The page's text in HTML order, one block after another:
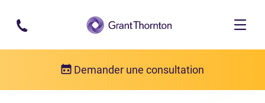
Passer au contenu principal
Demander une consultation